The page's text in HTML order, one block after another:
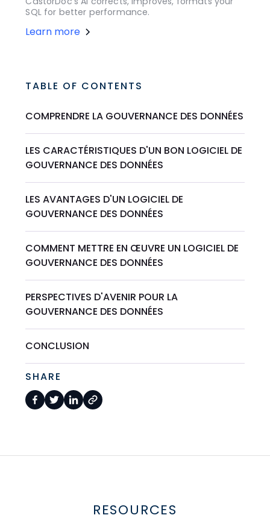
SQL for better performance.
Learn more
TABLE OF CONTENTS
COMPRENDRE LA GOUVERNANCE DES DONNÉES
LES CARACTÉRISTIQUES D'UN BON LOGICIEL DE
GOUVERNANCE DES DONNÉES
LES AVANTAGES D'UN LOGICIEL DE
GOUVERNANCE DES DONNÉES
COMMENT METTRE EN ŒUVRE UN LOGICIEL DE
GOUVERNANCE DES DONNÉES
PERSPECTIVES D'AVENIR POUR LA
GOUVERNANCE DES DONNÉES
CONCLUSION
SHARE
RESOURCES